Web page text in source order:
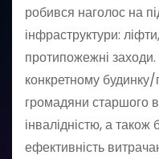
робився наголос на
інфраструктури:
протипожежні
конкретному будинку/
громадяни старшого
інвалідністю, а
ефективність